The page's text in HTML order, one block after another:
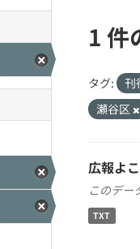
1 件
タグ: 刊
瀬谷区
広報よ
このデー
TXT